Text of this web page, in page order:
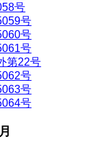
号
号
号
号
第22号
号
号
号